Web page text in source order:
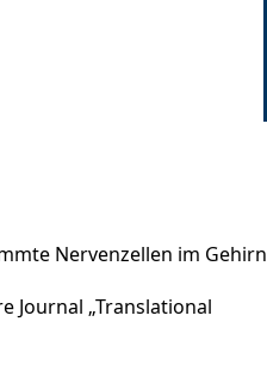
Nervenzellen im Gehirn
Journal „Translational